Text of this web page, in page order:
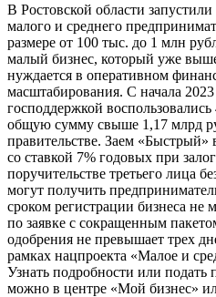
В Ростовской области
малого и среднего
размере от 100 тыс. до 1 млн
малый бизнес, который уже
нуждается в оперативном
масштабирования. С начала
господдержкой
общую сумму свыше 1,17 млрд
правительстве. Заем «Быстрый»
со ставкой 7% годовых при
поручительстве третьего лица
могут получить
сроком регистрации бизнеса не
по заявке с сокращенным
одобрения не превышает трех
рамках нацпроекта «Малое и
Узнать подробности или подать
можно в центре «Мой бизнес»